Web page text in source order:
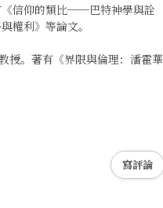
《信仰的類比──巴特神學與詮
權利》等論文。
授。著有《界限與倫理：潘霍華
寫評論